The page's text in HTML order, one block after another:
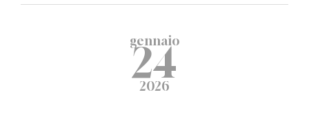
gennaio
24
2026